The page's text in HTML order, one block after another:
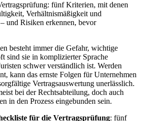
fünf Kriterien, mit denen
Verhältnismäßigkeit und
und Risiken erkennen, bevor
besteht immer die Gefahr, wichtige
sind sie in komplizierter Sprache
schwer verständlich ist. Werden
kann das ernste Folgen für Unternehmen
Vertragsauswertung unerlässlich.
bei der Rechtsabteilung, doch auch
in den Prozess eingebunden sein.
für die Vertragsprüfung: fünf